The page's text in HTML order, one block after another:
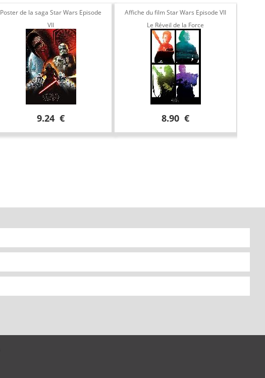
Poster de la saga Star Wars Episode
VII
9.24 €
Affiche du film Star Wars Episode VII
Le Réveil de la Force
8.90 €